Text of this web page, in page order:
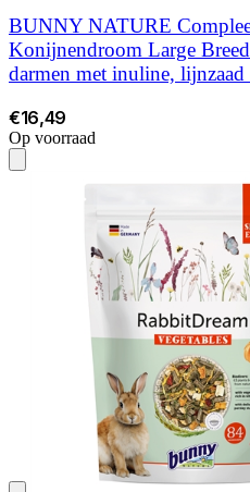
BUNNY NATURE
Konijnendroom Large
darmen met inuline,
€16,49
Op voorraad